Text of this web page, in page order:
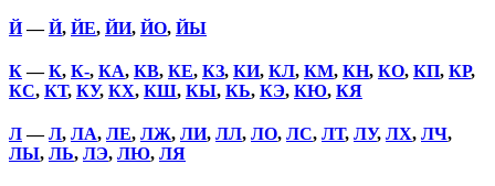
Й—Й, ЙЕ, ЙИ, ЙО, ЙЫ
К—К, К-, КА, КВ, КЕ, КЗ, КИ, КЛ, КМ, КН, КО, КП, КР,
КС, КТ, КУ, КХ, КШ, КЫ, КЬ, КЭ, КЮ, КЯ
Л—Л, ЛА, ЛЕ, ЛЖ, ЛИ, ЛЛ, ЛО, ЛС, ЛТ, ЛУ, ЛХ, ЛЧ,
ЛЫ, ЛЬ, ЛЭ, ЛЮ, ЛЯ